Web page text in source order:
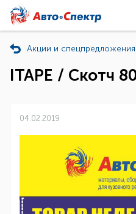
Акции и спецпредложения
ITAPE / Скотч
04.02.2019